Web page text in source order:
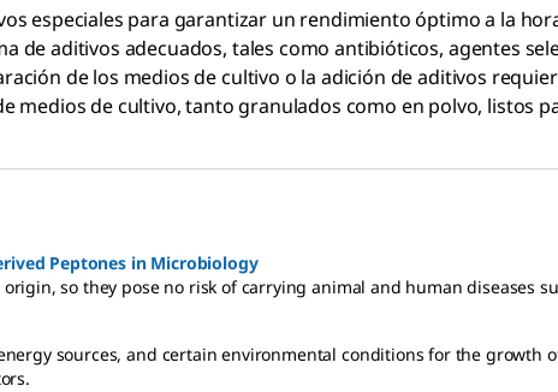
especiales para garantizar un rendimiento óptimo a la
de aditivos adecuados, tales como antibióticos, agentes
de los medios de cultivo o la adición de aditivos
medios de cultivo, tanto granulados como en polvo, listos
Peptones in Microbiology
so they pose no risk of carrying animal and human diseases
sources, and certain environmental conditions for the